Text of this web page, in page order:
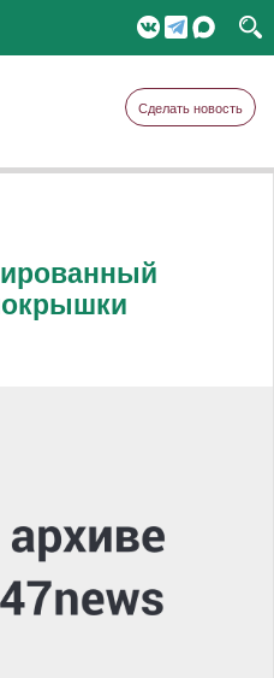
Сделать новость